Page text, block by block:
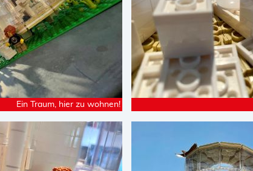
Ein Traum, hier zu wohnen!